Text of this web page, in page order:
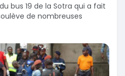
bus 19 de la Sotra qui a fait
de nombreuses